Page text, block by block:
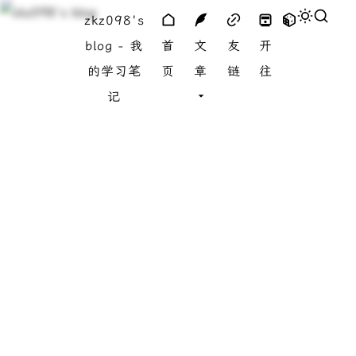
zkz098's
blog - 我
的学习笔
记
首
页
文
章
友
链
开
往